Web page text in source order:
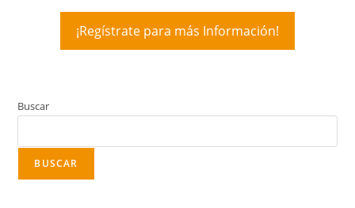
¡Regístrate para más Información!
Buscar
BUSCAR